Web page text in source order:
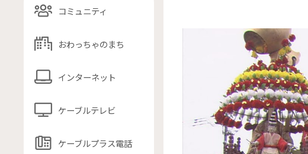
コミュニティ
おわっちゃのまち
インターネット
ケーブルテレビ
ケーブルプラス電話